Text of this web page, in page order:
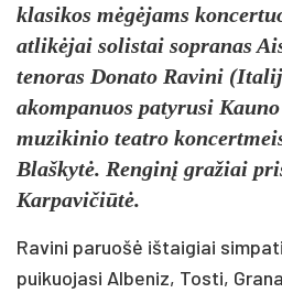
klasikos mėgėjams
atlikėjai solistai sopranas
tenoras Donato Ravini
akompanuos patyrusi
muzikinio teatro
Blaškytė. Renginį gražiai
Karpavičiūtė.
Ravini paruošė ištaigiai
puikuojasi Albeniz, Tosti,